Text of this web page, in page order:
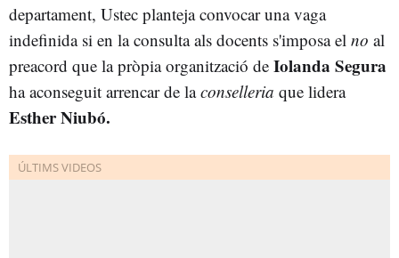
departament, Ustec planteja convocar una vaga
indefinida si en la consulta als docents s'imposa el no al
preacord que la pròpia organització de Iolanda Segura
ha aconseguit arrencar de laconselleria que lidera
Esther Niubó.